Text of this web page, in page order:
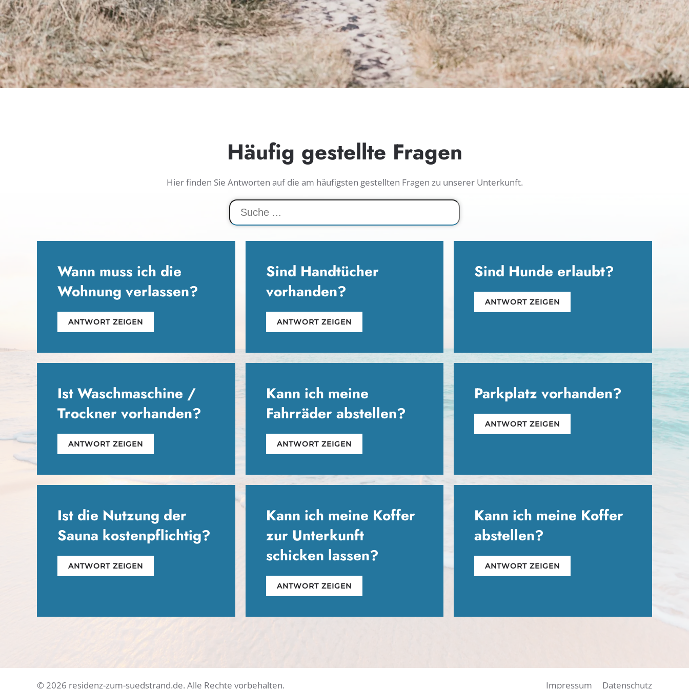
Häufig gestellte Fragen
Hier finden Sie Antworten auf die am häufigsten gestellten Fragen zu unserer Unterkunft.
Wann muss ich die
Wohnung verlassen?
ANTWORT ZEIGEN
Sind Handtücher
vorhanden?
ANTWORT ZEIGEN
Sind Hunde erlaubt?
ANTWORT ZEIGEN
Ist Waschmaschine /
Trockner vorhanden?
ANTWORT ZEIGEN
Kann ich meine
Fahrräder abstellen?
ANTWORT ZEIGEN
Parkplatz vorhanden?
ANTWORT ZEIGEN
Ist die Nutzung der
Sauna kostenpflichtig?
ANTWORT ZEIGEN
Kann ich meine Koffer
zur Unterkunft
schicken lassen?
ANTWORT ZEIGEN
Kann ich meine Koffer
abstellen?
ANTWORT ZEIGEN
© 2026 residenz-zum-suedstrand.de. Alle Rechte vorbehalten. Impressum Datenschutz